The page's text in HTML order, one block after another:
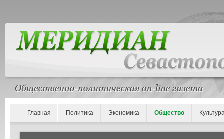
Главная Политика Экономика Общество